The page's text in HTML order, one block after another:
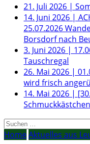
21. Juli 2026 |
14. Juni 2026 |
25.07.2026
Borsdorf nach
3. Juni 2026 |
Tauschregal
26. Mai 2026 |
wird frisch
14. Mai 2026 |
Suchen
nach:
HomeAktuelles aus